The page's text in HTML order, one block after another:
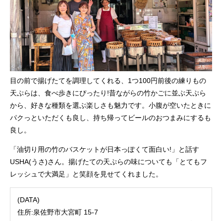
目の前で揚げたてを調理してくれる、1つ100円前後の練りもの
天ぷらは、食べ歩きにぴったり!昔ながらの竹かごに並ぶ天ぷら
から、好きな種類を選ぶ楽しさも魅力です。小腹が空いたときに
パクっといただくも良し、持ち帰ってビールのおつまみにするも
良し。
「油切り用の竹のバスケットが日本っぽくて面白い!」と話す
USHA(うさ)さん。揚げたての天ぷらの味についても「とてもフ
レッシュで大満足」と笑顔を見せてくれました。
(DATA)
住所:泉佐野市大宮町 15-7